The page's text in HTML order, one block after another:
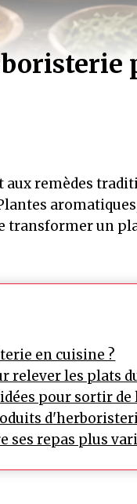
aux remèdes
transformer un
en cuisine ?
relever les plats
pour sortir
ses repas plus